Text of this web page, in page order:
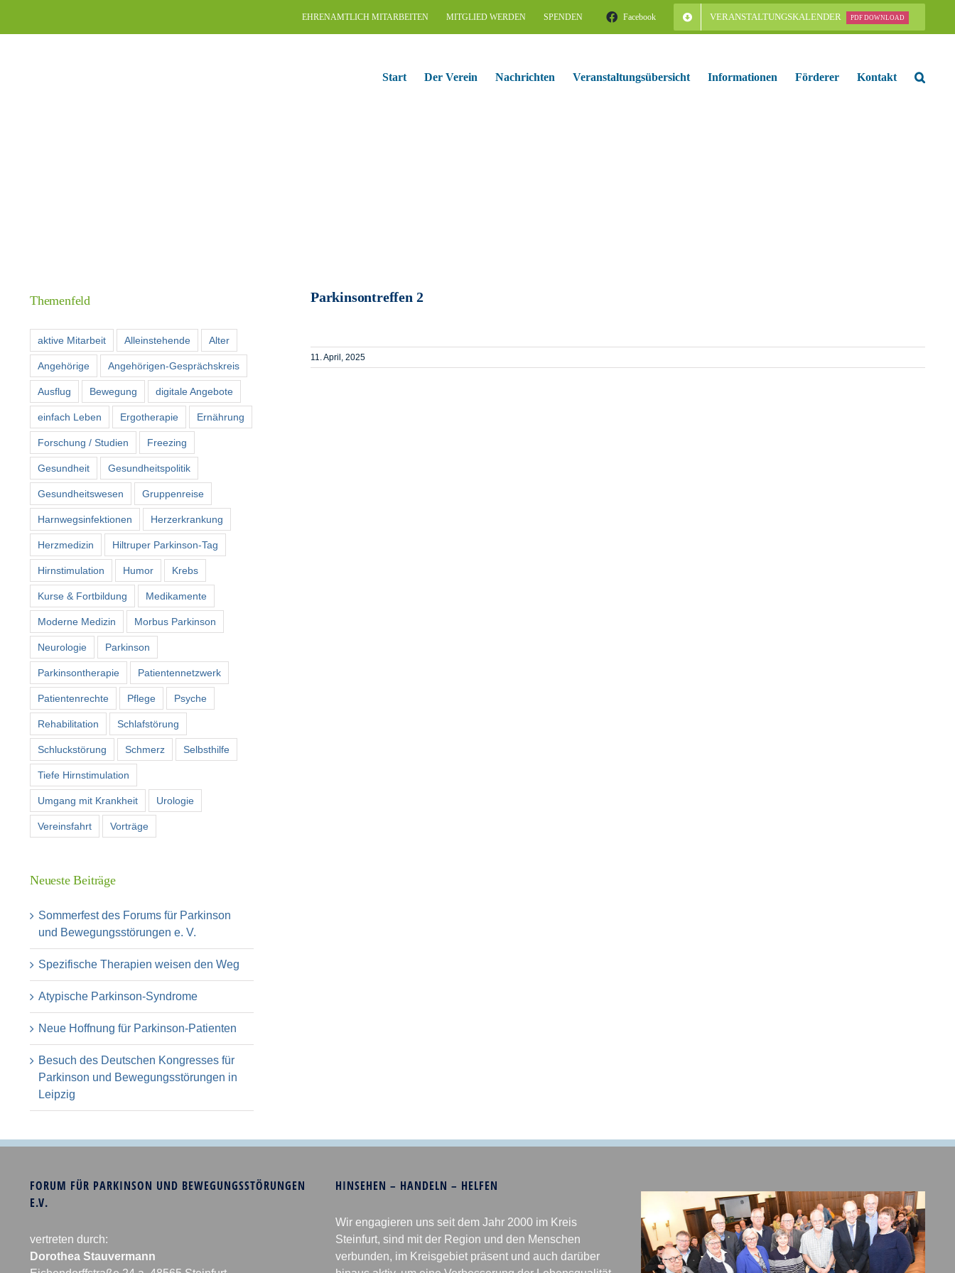
EHRENAMTLICH MITARBEITEN MITGLIED WERDEN SPENDEN Facebook VERANSTALTUNGSKALENDER PDF DOWNLOAD
Start Der Verein Nachrichten Veranstaltungsübersicht Informationen Förderer Kontakt
Parkinsontreffen 2
11. April, 2025
Themenfeld
aktive Mitarbeit Alleinstehende Alter
Angehörige Angehörigen-Gesprächskreis
Ausflug Bewegung digitale Angebote
einfach Leben Ergotherapie Ernährung
Forschung / Studien Freezing
Gesundheit Gesundheitspolitik
Gesundheitswesen Gruppenreise
Harnwegsinfektionen Herzerkrankung
Herzmedizin Hiltruper Parkinson-Tag
Hirnstimulation Humor Krebs
Kurse & Fortbildung Medikamente
Moderne Medizin Morbus Parkinson
Neurologie Parkinson
Parkinsontherapie Patientennetzwerk
Patientenrechte Pflege Psyche
Rehabilitation Schlafstörung
Schluckstörung Schmerz Selbsthilfe
Tiefe Hirnstimulation
Umgang mit Krankheit Urologie
Vereinsfahrt Vorträge
Neueste Beiträge
Sommerfest des Forums für Parkinson
und Bewegungsstörungen e. V.
Spezifische Therapien weisen den Weg
Atypische Parkinson-Syndrome
Neue Hoffnung für Parkinson-Patienten
Besuch des Deutschen Kongresses für
Parkinson und Bewegungsstörungen in
Leipzig
FORUM FÜR PARKINSON UND BEWEGUNGSSTÖRUNGEN
E.V.
vertreten durch:
Dorothea Stauvermann
HINSEHEN – HANDELN – HELFEN
Wir engagieren uns seit dem Jahr 2000 im Kreis
Steinfurt, sind mit der Region und den Menschen
verbunden, im Kreisgebiet präsent und auch darüber